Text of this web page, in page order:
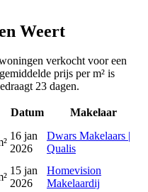
Weert
verkocht voor een
prijs per m² is
23 dagen.
Datum
Makelaar
16 jan
2026
Dwars Makelaars |
Qualis
15 jan
2026
Homevision
Makelaardij